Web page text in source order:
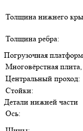
Толщина нижнего
Толщина ребра:
Погрузочная
Многовёрстная
Центральный проход:
Стойки:
Детали нижней части
Ось: